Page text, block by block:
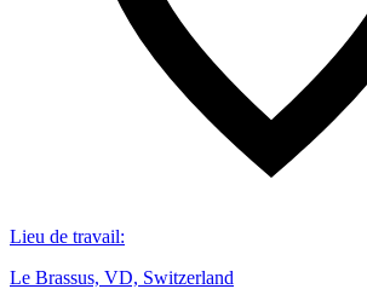
Lieu de travail:
Le Brassus, VD, Switzerland